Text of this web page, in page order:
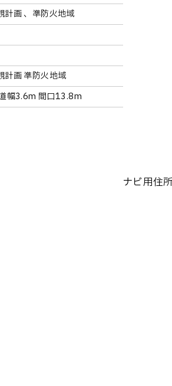
計画 、準防火地域
計画 準防火地域
幅3.6m 間口13.8m
ナビ用住